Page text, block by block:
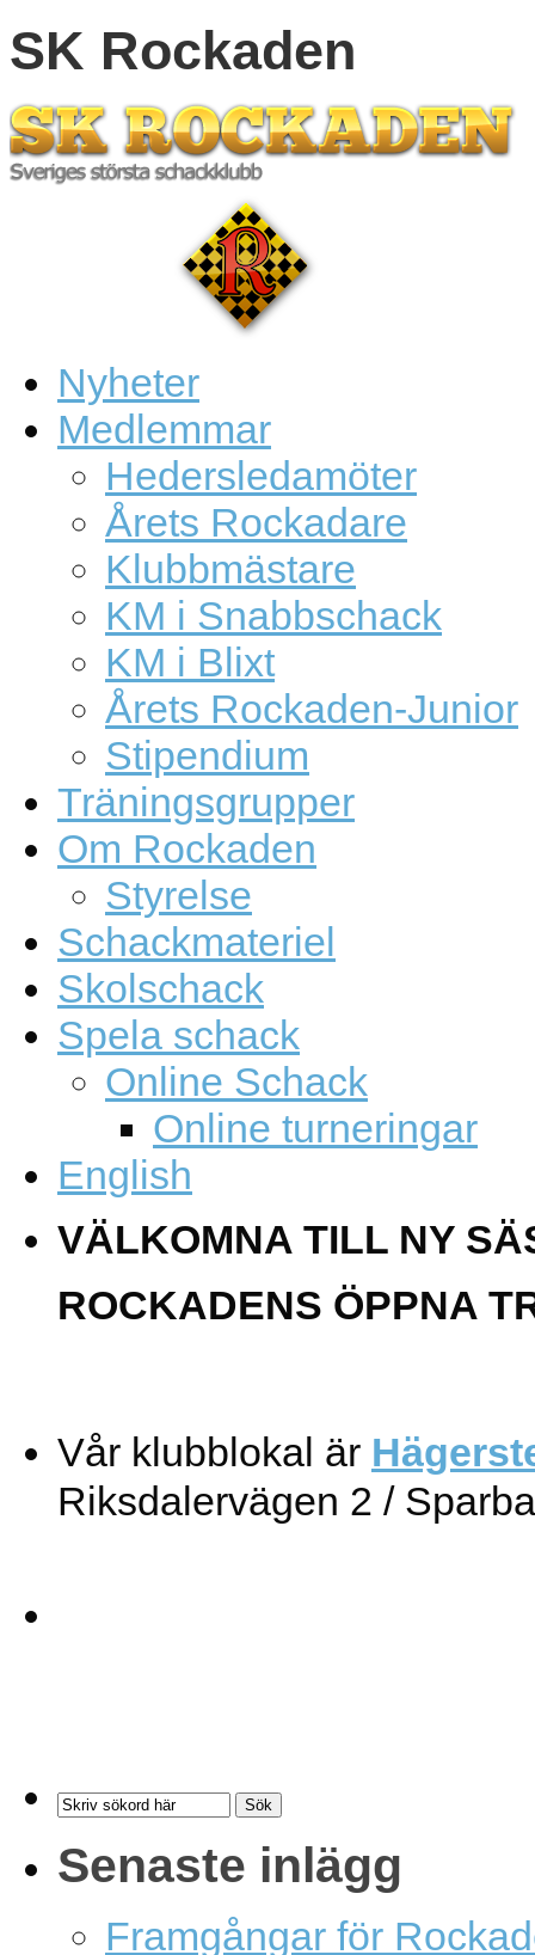
SK Rockaden
Nyheter
Medlemmar
Hedersledamöter
Årets Rockadare
Klubbmästare
KM i Snabbschack
KM i Blixt
Årets Rockaden-Junior
Stipendium
Träningsgrupper
Om Rockaden
Styrelse
Schackmateriel
Skolschack
Spela schack
Online Schack
Online turneringar
English
VÄLKOMNA TILL NY
ROCKADENS ÖPPNA
Vår klubblokal är
Riksdalervägen 2 /
Senaste inlägg
Framgångar för